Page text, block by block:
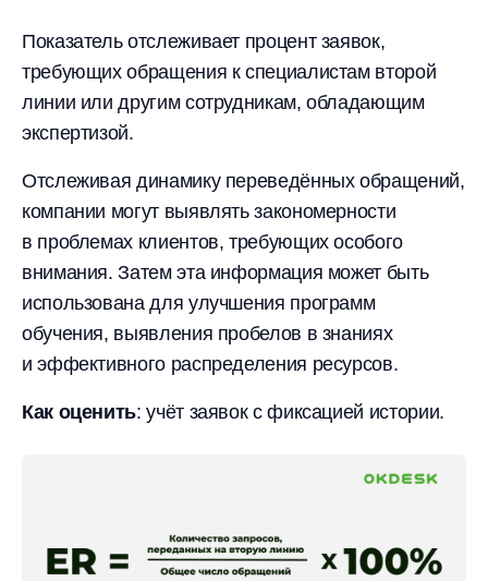
Показатель отслеживает процент заявок,
требующих обращения к специалистам второй
линии или другим сотрудникам, обладающим
экспертизой.
Отслеживая динамику переведённых обращений,
компании могут выявлять закономерности
в проблемах клиентов, требующих особого
внимания. Затем эта информация может быть
использована для улучшения программ
обучения, выявления пробелов в знаниях
и эффективного распределения ресурсов.
Как оценить: учёт заявок с фиксацией истории.